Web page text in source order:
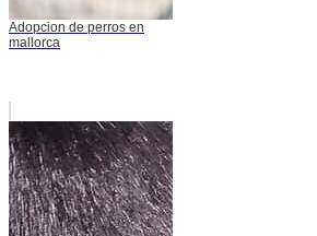
Adopcion de perros en
mallorca